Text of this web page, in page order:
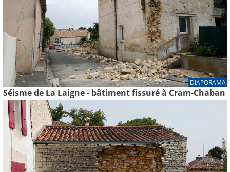
DIAPORAMA
Séisme de La Laigne - bâtiment fissuré à Cram-Chaban